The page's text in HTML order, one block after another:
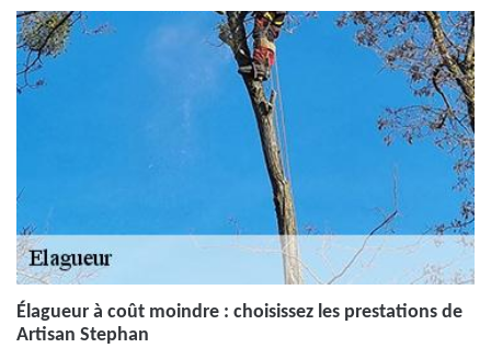
Élagueur à coût moindre : choisissez les prestations de
Artisan Stephan